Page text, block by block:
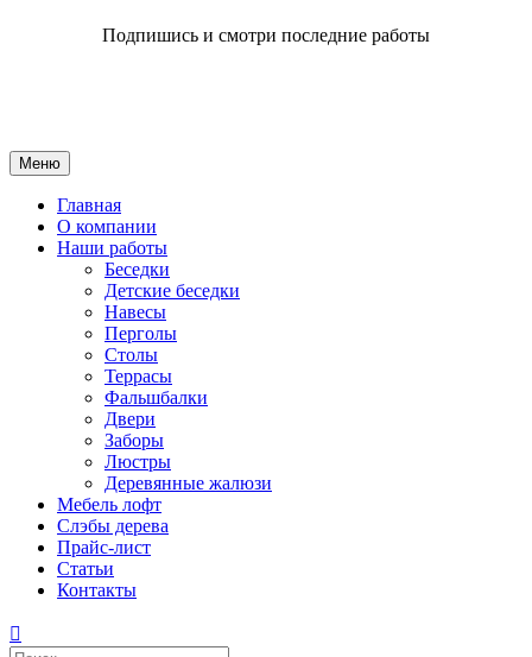
Подпишись и смотри последние работы
Меню
Главная
О компании
Наши работы
Беседки
Детские беседки
Навесы
Перголы
Столы
Террасы
Фальшбалки
Двери
Заборы
Люстры
Деревянные жалюзи
Мебель лофт
Слэбы дерева
Прайс-лист
Статьи
Контакты